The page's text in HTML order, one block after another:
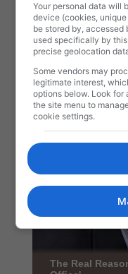
Your personal data will
device (cookies,
be stored by, accessed
used specifically by
precise geolocation
Some vendors may
legitimate interest,
options below. Look for
the site menu to
cookie settings.